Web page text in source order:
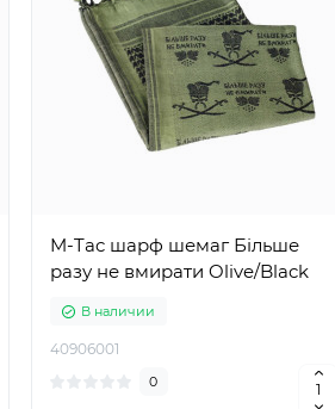
M-Tac шарф шемаг Більше
разу не вмирати Olive/Black
В наличии
40906001
0